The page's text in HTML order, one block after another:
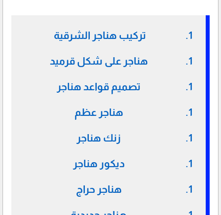
تركيب هناجر الشرقية
هناجر على شكل قرميد
تصميم قواعد هناجر
هناجر عظم
زنك هناجر
ديكور هناجر
هناجر حراج